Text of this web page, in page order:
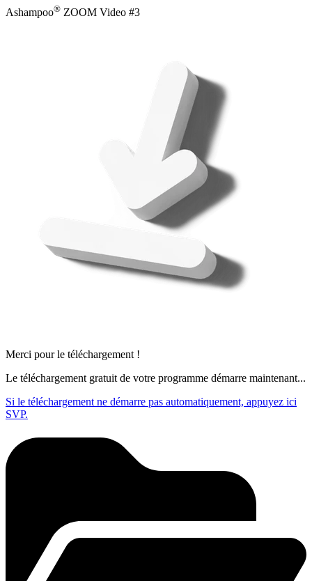
Ashampoo® ZOOM Video #3
Merci pour le téléchargement !
Le téléchargement gratuit de votre programme démarre maintenant...
Si le téléchargement ne démarre pas automatiquement, appuyez ici
SVP.